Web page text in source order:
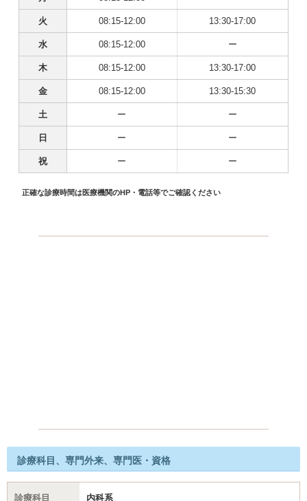
火 08:15-12:00 13:30-17:00
水 08:15-12:00 ー
木 08:15-12:00 13:30-17:00
金 08:15-12:00 13:30-15:30
土 ー ー
日 ー ー
祝 ー ー
正確な診療時間は医療機関のHP・電話等でご確認ください
診療科目、専門外来、専門医・資格
診療科目 内科系